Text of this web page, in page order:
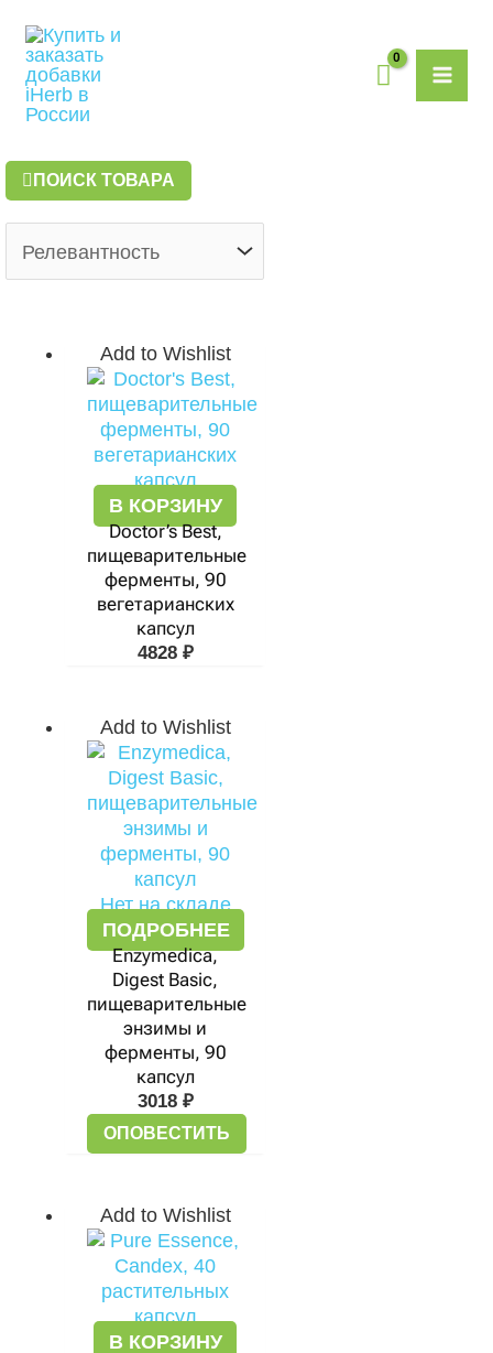
содержимому
ПОИСК ТОВАРА
Add to Wishlist
В КОРЗИНУ
Doctor’s Best,
пищеварительные
ферменты, 90
вегетарианских
капсул
4828 ₽
Add to Wishlist
Нет на складе
ПОДРОБНЕЕ
Enzymedica,
Digest Basic,
пищеварительные
энзимы и
ферменты, 90
капсул
3018 ₽
ОПОВЕСТИТЬ
Add to Wishlist
В КОРЗИНУ